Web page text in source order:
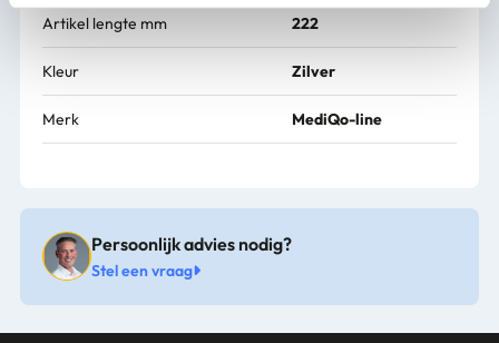
Artikel lengte mm 222
Kleur Zilver
Merk MediQo-line
Persoonlijk advies nodig?
Stel een vraag